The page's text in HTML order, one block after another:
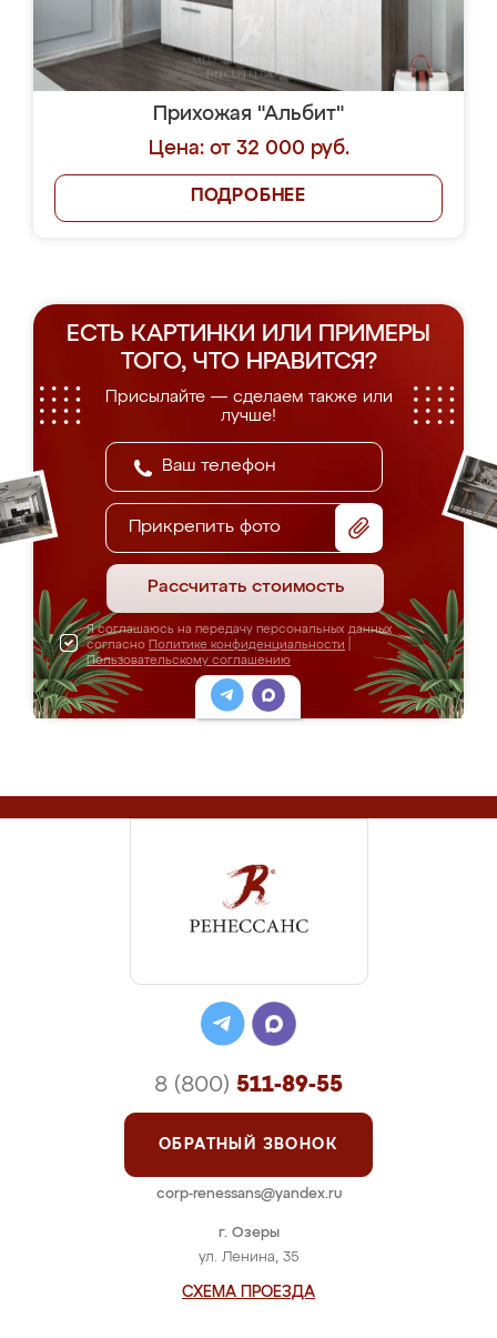
Прихожая "Альбит"
Цена: от 32 000 руб.
ПОДРОБНЕЕ
ЕСТЬ КАРТИНКИ ИЛИ ПРИМЕРЫ
ТОГО, ЧТО НРАВИТСЯ?
Присылайте — сделаем также или
лучше!
Прикрепить фото
Рассчитать стоимость
Я соглашаюсь на передачу персональных данных
согласно Политике конфиденциальности
Пользовательскому соглашению
г. Озеры
ул. Ленина, 35
СХЕМА ПРОЕЗДА
8 (800) 511-89-55
ОБРАТНЫЙ ЗВОНОК
corp-renessans@yandex.ru